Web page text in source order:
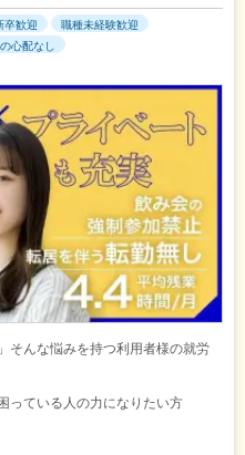
卒歓迎
職種未経験歓迎
心配なし
そんな悩みを持つ利用者様の就労
っている人の力になりたい方